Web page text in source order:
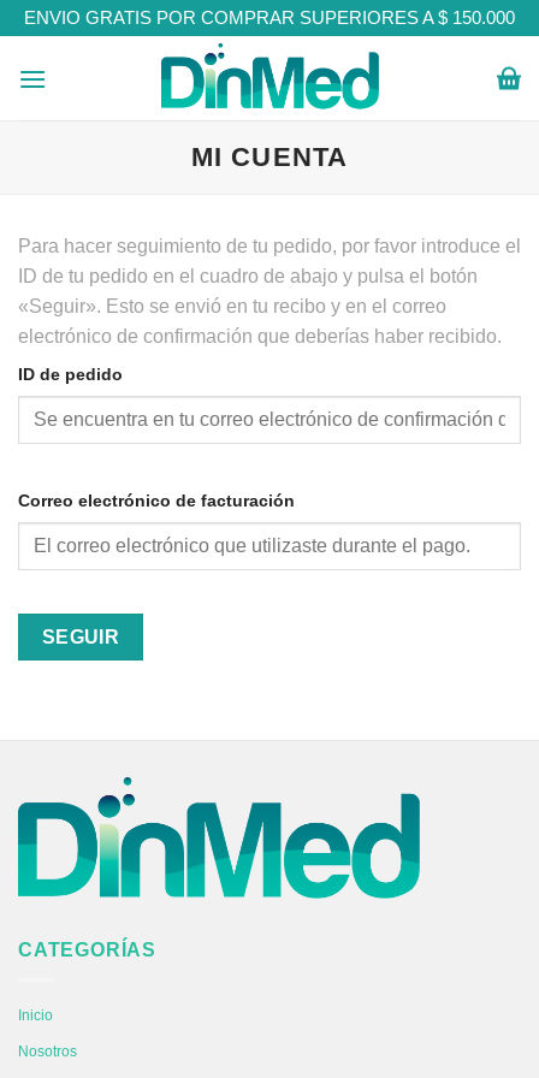
Skip
content
ENVIO GRATIS POR COMPRAR SUPERIORES A $ 150.000
MI CUENTA
Para hacer seguimiento de tu pedido, por favor introduce el
ID de tu pedido en el cuadro de abajo y pulsa el botón
«Seguir». Esto se envió en tu recibo y en el correo
electrónico de confirmación que deberías haber recibido.
ID de pedido
Correo electrónico de facturación
SEGUIR
CATEGORÍAS
Inicio
Nosotros